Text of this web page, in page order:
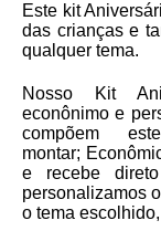
Este kit
das crianças e
qualquer tema.
Nosso Kit
econônimo e
compõem
montar;
e recebe
personalizamos
o tema